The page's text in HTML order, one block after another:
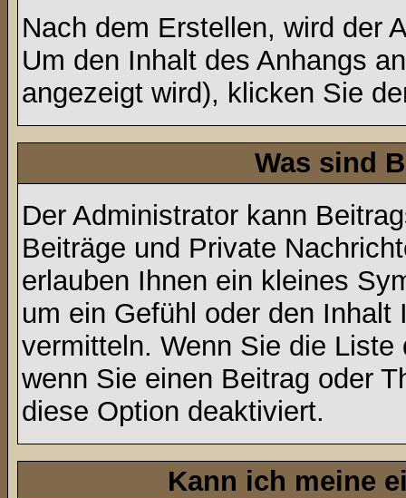
Nach dem Erstellen, wird der
Um den Inhalt des Anhangs
angezeigt wird), klicken Sie
Was sind
Der Administrator kann
Beiträge und Private
erlauben Ihnen ein kleines
um ein Gefühl oder den
vermitteln. Wenn Sie die
wenn Sie einen Beitrag oder
diese Option deaktiviert.
Kann ich meine